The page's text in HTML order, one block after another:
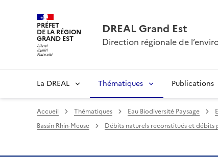
PRÉFET
DE LA RÉGION
GRAND EST
DREAL Grand Est
Direction régionale de
La DREAL Thématiques Publications
Accueil Thématiques Eau Biodiversité Paysage
Bassin Rhin-Meuse
Débits naturels reconstitués et débits